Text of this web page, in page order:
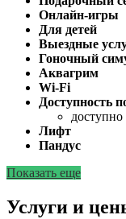
Онлайн-игры
Для детей
Выездные
Гоночный
Аквагрим
Wi-Fi
Доступность
доступно
Лифт
Пандус
Показать еще
Услуги и